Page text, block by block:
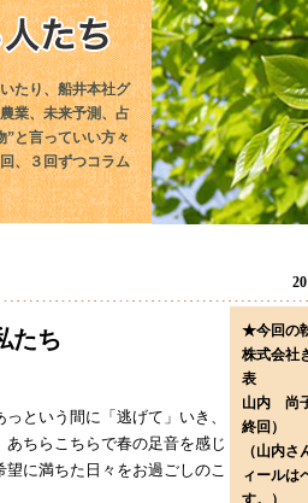
たり、船井本社グ
業、未来予測、占
”と言っていい方々
、３回ずつコラム
★今回の
株式会社
表
山内 尚
終回）
（山内
ィールは
す。）
たち
という間に「逃げて」いき、
ちらこちらで春の足音を感じ
に満ちた日々をお過ごしのこ